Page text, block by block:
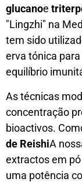
glucanoe
"Lingzhi" na
tem sido
erva tónica
equilíbrio
As técnicas
concentração
bioactivos.
de ReishiA
extractos em
uma potência